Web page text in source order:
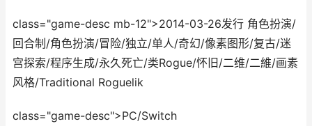
class="game-desc mb-12">2014-03-26发行 角色扮演/
回合制/角色扮演/冒险/独立/单人/奇幻/像素图形/复古/迷
宫探索/程序生成/永久死亡/类Rogue/怀旧/二维/二維/画素
风格/Traditional Roguelik
class="game-desc">PC/Switch